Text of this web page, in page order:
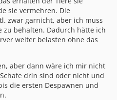
sie vermehren. Die
zwar garnicht, aber ich muss
zu behalten. Dadurch hätte ich
weiter belasten ohne das
aber dann wäre ich mir nicht
drin sind oder nicht und
die ersten Despawnen und